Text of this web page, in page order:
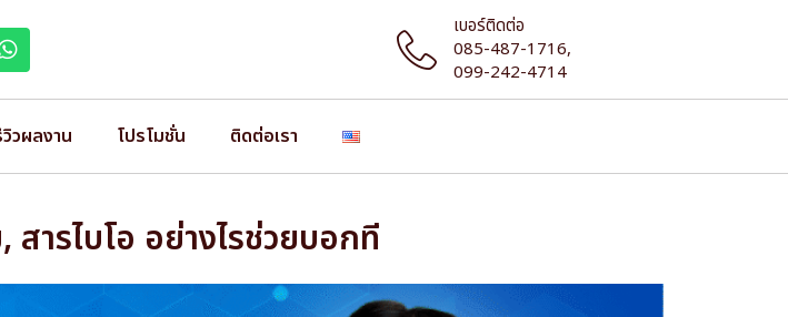
เบอร์ติดต่อ
085-487-1716,
099-242-4714
วผลงาน โปรโมชั่น ติดต่อเรา
ารไบโอ อย่างไรช่วยบอกที